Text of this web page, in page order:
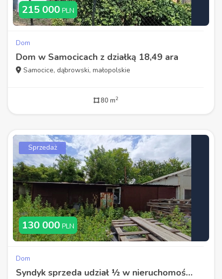
215 000 PLN
Dom
Dom w Samocicach z działką 18,49 ara
Samocice, dąbrowski, małopolskie
80 m2
Sprzedaż
130 000 PLN
Dom
Syndyk sprzeda udział ½ w nieruchomości zabudowaną